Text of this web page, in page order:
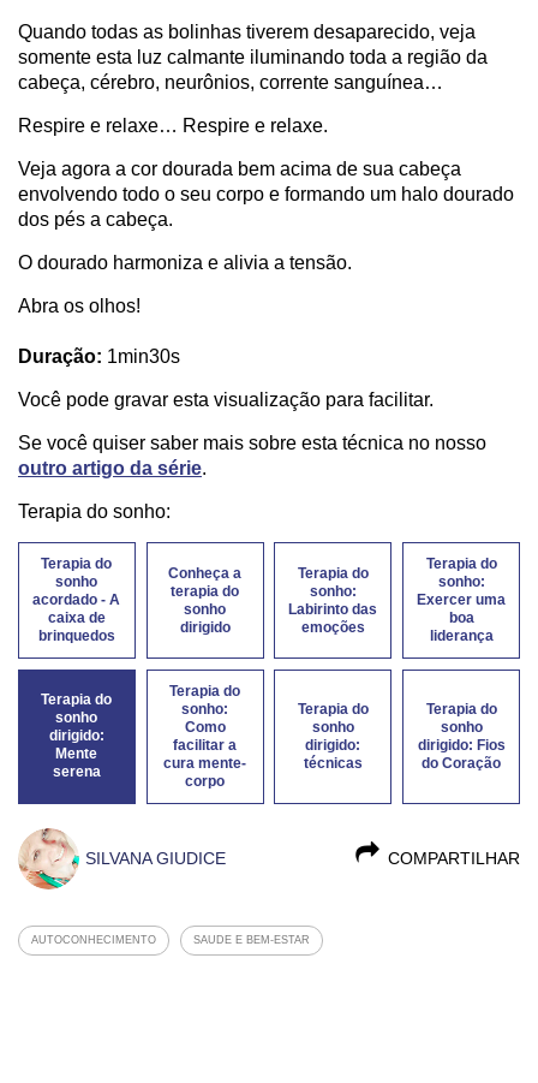
Quando todas as bolinhas tiverem desaparecido, veja
somente esta luz calmante iluminando toda a região da
cabeça, cérebro, neurônios, corrente sanguínea…
Respire e relaxe… Respire e relaxe.
Veja agora a cor dourada bem acima de sua cabeça
envolvendo todo o seu corpo e formando um halo dourado
dos pés a cabeça.
O dourado harmoniza e alivia a tensão.
Abra os olhos!
Duração: 1min30s
Você pode gravar esta visualização para facilitar.
Se você quiser saber mais sobre esta técnica no nosso
outro artigo da série.
Terapia do sonho:
Terapia do
sonho
acordado - A
caixa de
brinquedos
Conheça a
terapia do
sonho
dirigido
Terapia do
sonho:
Labirinto das
emoções
Terapia do
sonho:
Exercer uma
boa
liderança
Terapia do
sonho
dirigido:
Mente
serena
Terapia do
sonho:
Como
facilitar a
cura mente-
corpo
Terapia do
sonho
dirigido:
técnicas
Terapia do
sonho
dirigido: Fios
do Coração
COMPARTILHAR
SILVANA GIUDICE
AUTOCONHECIMENTO SAUDE E BEM-ESTAR